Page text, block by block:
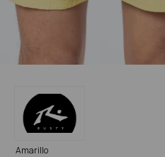
Amarillo